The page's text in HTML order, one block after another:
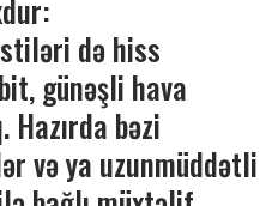
də hiss
günəşli hava
bəzi
və ya uzunmüddətli